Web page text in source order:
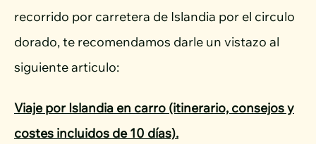
recorrido por carretera de Islandia por el circulo
dorado, te recomendamos darle un vistazo al
siguiente articulo:
Viaje porIslandia en carro (itinerario, consejos y
costes incluidos de 10 días).